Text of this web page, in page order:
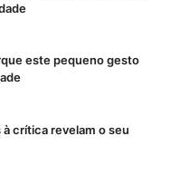
este pequeno gesto
crítica revelam o seu